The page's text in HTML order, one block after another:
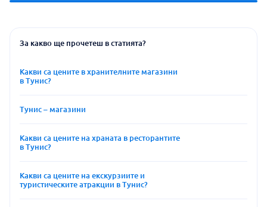
За какво ще прочетеш в статията?
Какви са цените в хранителните магазини
в Тунис?
Тунис – магазини
Какви са цените на храната в ресторантите
в Тунис?
Какви са цените на екскурзиите и
туристическите атракции в Тунис?